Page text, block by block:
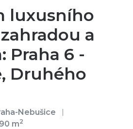
luxusního
a
Praha 6 -
Druhého
Nebušice
m2